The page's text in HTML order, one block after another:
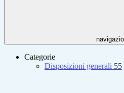
Categorie
Disposizioni generali 55